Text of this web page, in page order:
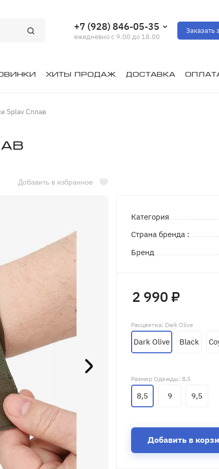
+7 (928) 846-05-35
ежедневно с 9.00 до 18.00
Заказать
Хиты продаж Доставка
Splav Сплав
Добавить в избранное
Категория
Страна бренда :
Бренд
Расцветка: Dark Olive
Dark Olive Black
Размер Одежды: 8,5
8,5 9 9,5
2 990 ₽
Добавить в